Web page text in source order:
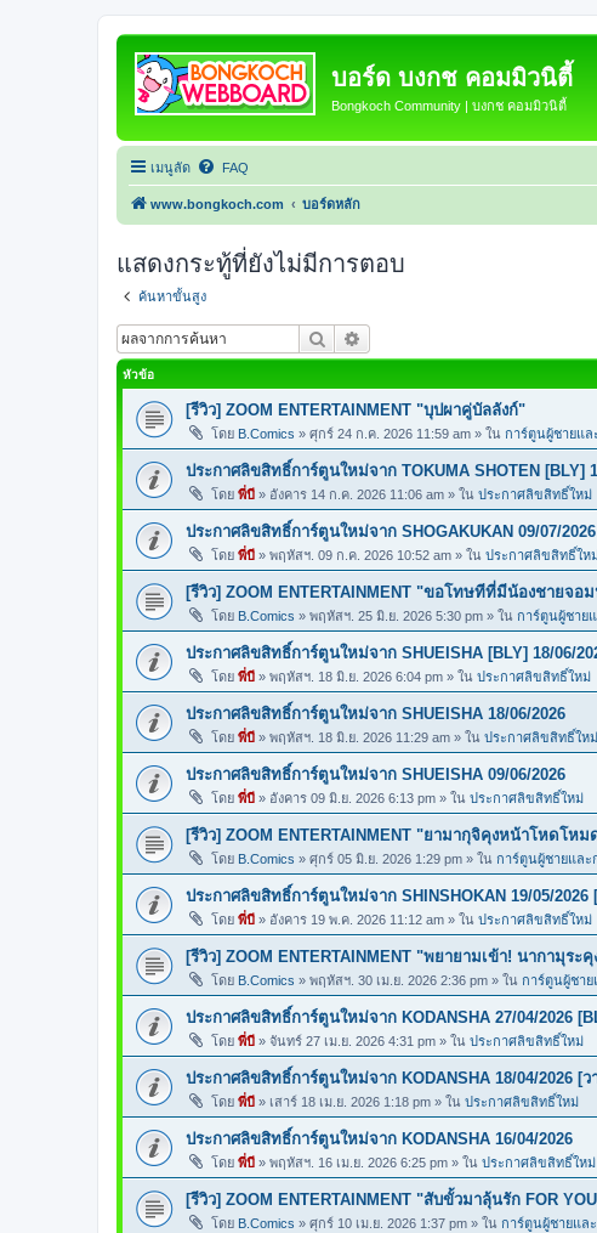
บอร์ด บงกช คอมมิวนิตี้
Bongkoch Community | บงกช คอมมิวนิตี้
เมนูลัด FAQ
www.bongkoch.com บอร์ดหลัก
แสดงกระทู้ที่ยังไม่มีการตอบ
ค้นหาขั้นสูง
ค้นหา
หัวข้อ
[รีวิว] ZOOM ENTERTAINMENT "บุปผาคู่บัลลังก์"
โดย B.Comics » ศุกร์ 24 ก.ค. 2026 11:59 am » ใน การ์ตูนผู้ชายแ
ประกาศลิขสิทธิ์การ์ตูนใหม่จาก TOKUMA SHOTEN [BLY]
โดย พี่บี » อังคาร 14 ก.ค. 2026 11:06 am » ใน ประกาศลิขสิทธิ์ใหม่
ประกาศลิขสิทธิ์การ์ตูนใหม่จาก SHOGAKUKAN 09/07/2026
โดย พี่บี » พฤหัสฯ. 09 ก.ค. 2026 10:52 am » ใน ประกาศลิขสิทธิ์ให
[รีวิว] ZOOM ENTERTAINMENT "ขอโทษทีที่มีน้องชายจอ
โดย B.Comics » พฤหัสฯ. 25 มิ.ย. 2026 5:30 pm » ใน การ์ตูนผู้ชาย
ประกาศลิขสิทธิ์การ์ตูนใหม่จาก SHUEISHA [BLY] 18/06/
โดย พี่บี » พฤหัสฯ. 18 มิ.ย. 2026 6:04 pm » ใน ประกาศลิขสิทธิ์ใหม่
ประกาศลิขสิทธิ์การ์ตูนใหม่จาก SHUEISHA 18/06/2026
โดย พี่บี » พฤหัสฯ. 18 มิ.ย. 2026 11:29 am » ใน ประกาศลิขสิทธิ์ใหม่
ประกาศลิขสิทธิ์การ์ตูนใหม่จาก SHUEISHA 09/06/2026
โดย พี่บี » อังคาร 09 มิ.ย. 2026 6:13 pm » ใน ประกาศลิขสิทธิ์ใหม่
[รีวิว] ZOOM ENTERTAINMENT "ยามากุจิคุงหน้าโหดโห
โดย B.Comics » ศุกร์ 05 มิ.ย. 2026 1:29 pm » ใน การ์ตูนผู้ชายแล
ประกาศลิขสิทธิ์การ์ตูนใหม่จาก SHINSHOKAN 19/05/2026
โดย พี่บี » อังคาร 19 พ.ค. 2026 11:12 am » ใน ประกาศลิขสิทธิ์ใหม่
[รีวิว] ZOOM ENTERTAINMENT "พยายามเข้า! นากามุระคุ
โดย B.Comics » พฤหัสฯ. 30 เม.ย. 2026 2:36 pm » ใน การ์ตูนผู้ชา
ประกาศลิขสิทธิ์การ์ตูนใหม่จาก KODANSHA 27/04/2026
โดย พี่บี » จันทร์ 27 เม.ย. 2026 4:31 pm » ใน ประกาศลิขสิทธิ์ใหม่
ประกาศลิขสิทธิ์การ์ตูนใหม่จาก KODANSHA 18/04/2026 [
โดย พี่บี » เสาร์ 18 เม.ย. 2026 1:18 pm » ใน ประกาศลิขสิทธิ์ใหม่
ประกาศลิขสิทธิ์การ์ตูนใหม่จาก KODANSHA 16/04/2026
โดย พี่บี » พฤหัสฯ. 16 เม.ย. 2026 6:25 pm » ใน ประกาศลิขสิทธิ์ใหม่
[รีวิว] ZOOM ENTERTAINMENT "สับขั้วมาลุ้นรัก FOR
โดย B.Comics » ศุกร์ 10 เม.ย. 2026 1:37 pm » ใน การ์ตูนผู้ชายแล